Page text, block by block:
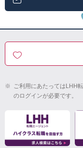
※ ご利用にあたってはLHH
のログインが必要です。